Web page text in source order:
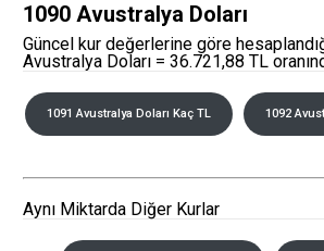
1090 Avustralya Doları
Güncel kur değerlerine göre
Avustralya Doları = 36.721,88 TL
1091 Avustralya Doları Kaç TL 1092
Aynı Miktarda Diğer Kurlar